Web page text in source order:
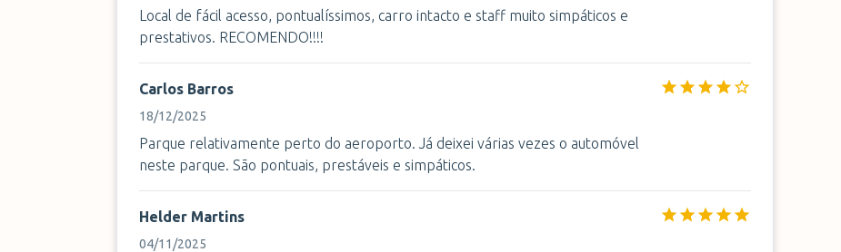
Local de fácil acesso, pontualíssimos, carro intacto e staff muito simpáticos e
prestativos. RECOMENDO!!!!
Carlos Barros
18/12/2025
Parque relativamente perto do aeroporto. Já deixei várias vezes o automóvel
neste parque. São pontuais, prestáveis e simpáticos.
Helder Martins
04/11/2025